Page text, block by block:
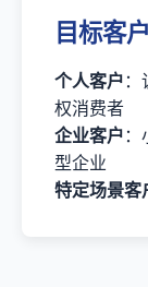
目标客
个人客户
权消费者
企业客户
型企业
特定场景客